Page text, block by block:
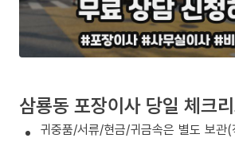
삼룡동 포장이사 당일 체크
귀중품/서류/현금/귀금속은 별도 보관